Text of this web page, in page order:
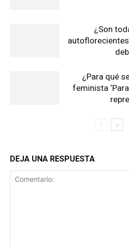
¿Son
¿Para qué
feminista
DEJA UNA RESPUESTA